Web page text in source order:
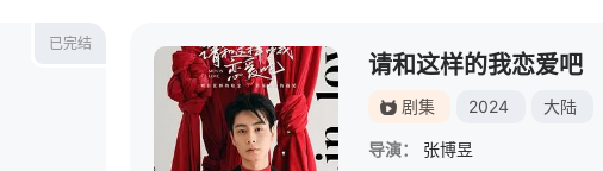
已完结
请和这样的我恋爱吧
剧集 2024 大陆
导演：
张博昱